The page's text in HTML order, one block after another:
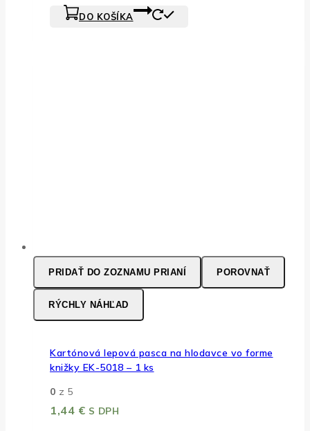
DO KOŠÍKA
PRIDAŤ DO ZOZNAMU PRIANÍ POROVNAŤ
RÝCHLY NÁHĽAD
Kartónová lepová pasca na hlodavce vo forme
knižky EK-5018 – 1 ks
0 z 5
1,44 € S DPH